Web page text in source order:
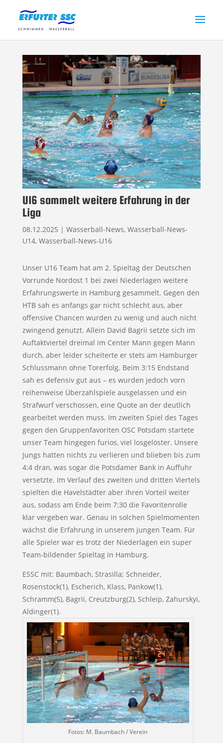
U16 sammelt weitere Erfahrung in der
Liga
08.12.2025 | Wasserball-News, Wasserball-News-
U14, Wasserball-News-U16
Unser U16 Team hat am 2. Spieltag der Deutschen
Vorrunde Nordost 1 bei zwei Niederlagen weitere
Erfahrungswerte in Hamburg gesammelt. Gegen den
HTB sah es anfangs gar nicht schlecht aus, aber
offensive Chancen wurden zu wenig und auch nicht
zwingend genutzt. Allein David Bagrii setzte sich im
Auftaktviertel dreimal im Center Mann gegen Mann
durch, aber leider scheiterte er stets am Hamburger
Schlussmann ohne Torerfolg. Beim 3:15 Endstand
sah es defensiv gut aus – es wurden jedoch vorn
reihenweise Überzahlspiele ausgelassen und ein
Strafwurf verschossen, eine Quote an der deutlich
gearbeitet werden muss. Im zweiten Spiel des Tages
gegen den Gruppenfavoriten OSC Potsdam startete
unser Team hingegen furios, viel losgelöster. Unsere
Jungs hatten nichts zu verlieren und blieben bis zum
4:4 dran, was sogar die Potsdamer Bank in Auffuhr
versetzte. Im Verlauf des zweiten und dritten Viertels
spielten die Havelstädter aber ihren Vorteil weiter
aus, sodass am Ende beim 7:30 die Favoritenrolle
klar vergeben war. Genau in solchen Spielmomenten
wächst die Erfahrung in unserem jungen Team. Für
alle Spieler war es trotz der Niederlagen ein super
Team-bildender Spieltag in Hamburg.
ESSC mit: Baumbach, Strasilla; Schneider,
Rosenstock(1), Escherich, Klass, Pankow(1),
Schramm(5), Bagrii, Creutzburg(2), Schleip, Zahurskyi,
Aldinger(1).
Fotos: M. Baumbach / Verein